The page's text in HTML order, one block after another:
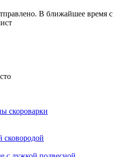
В ближайшее время с
скороварки
сковородой